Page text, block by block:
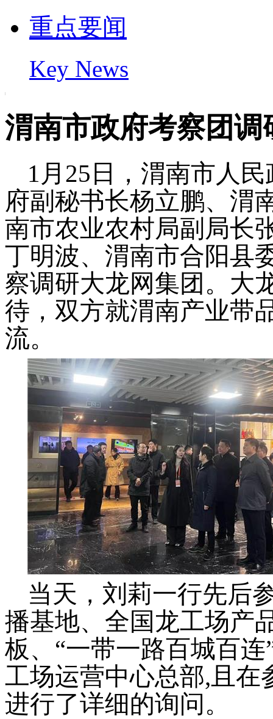
重点要闻
Key News
渭南市政府考察团调
1月25日，渭南市人民
府副秘书长杨立鹏、渭
南市农业农村局副局长
丁明波、渭南市合阳县
察调研大龙网集团。大
待，双方就渭南产业带
流。
当天， 刘莉一行先后
播基地、全国龙工场产
板、 “一带一路百城百
工场运营中心总部,且在
进行了详细的询问。